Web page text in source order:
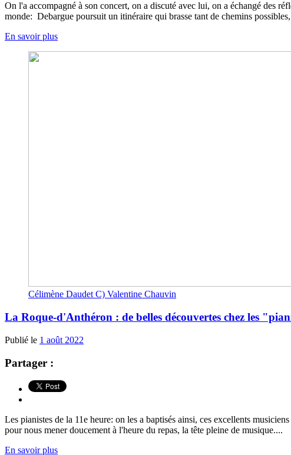
On l'a accompagné à son concert, on a discuté avec lui, on a échangé des
monde: Debargue poursuit un itinéraire qui brasse tant de chemins
En savoir plus
Célimène Daudet C) Valentine Chauvin
La Roque-d'Anthéron : de belles découvertes chez les
Publié le 1 août 2022
Partager :
Les pianistes de la 11e heure: on les a baptisés ainsi, ces excellents
pour nous mener doucement à l'heure du repas, la tête pleine de musique....
En savoir plus